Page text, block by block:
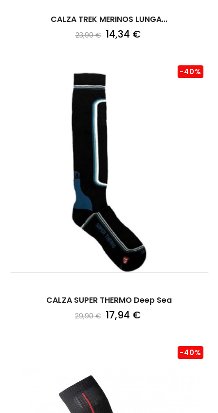
CALZA TREK MERINOS LUNGA...
23,90 € 14,34 €
CALZA SUPER THERMO Deep Sea
29,90 €
-40%
17,94 €
-40%